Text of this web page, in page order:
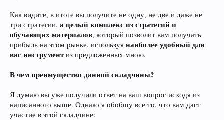
Как видите, в итоге вы получите не одну, не две и даже не
три стратегии, а целый комплекс из стратегий и
обучающих материалов, который позволит вам получать
прибыль на этом рынке, используя наиболее удобный для
вас инструментиз предложенных мною.
В чем преимущество данной складчины?
Я думаю вы уже получили ответ на ваш вопрос исходя из
написанного выше. Однако я обобщу все то, что вам даст
участие в этой складчине: